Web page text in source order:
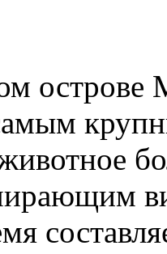
острове